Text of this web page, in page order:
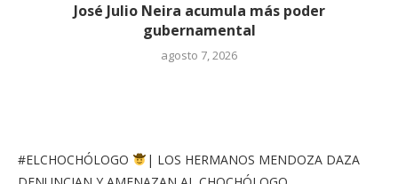
José Julio Neira acumula más poder
gubernamental
agosto 7, 2026
#ELCHOCHÓLOGO
| LOS HERMANOS MENDOZA DAZA